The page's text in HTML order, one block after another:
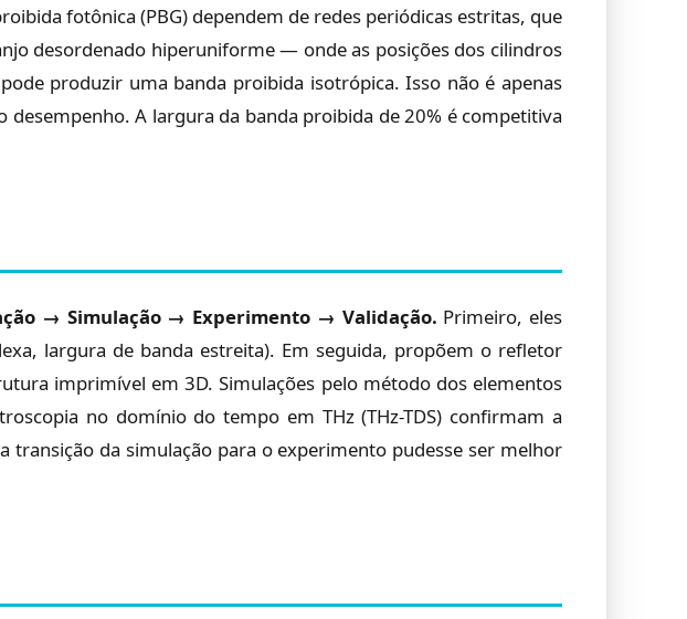
fotônica (PBG) dependem de redes periódicas estritas, que
desordenado hiperuniforme — onde as posições dos cilindros
produzir uma banda proibida isotrópica. Isso não é apenas
A largura da banda proibida de 20% é competitiva
→ Simulação → Experimento → Validação. Primeiro, eles
largura de banda estreita). Em seguida, propõem o refletor
imprimível em 3D. Simulações pelo método dos elementos
no domínio do tempo em THz (THz-TDS) confirmam a
da simulação para o experimento pudesse ser melhor